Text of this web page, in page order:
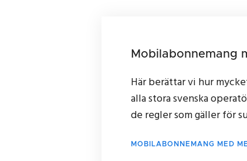
Mobilabonnemang
Här berättar vi hur
alla stora svenska
de regler som gäller för
MOBILABONNEMANG MED